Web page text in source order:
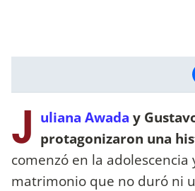
J uliana Awada y
protagonizaron una
comenzó en la adolescencia
matrimonio que no duró ni